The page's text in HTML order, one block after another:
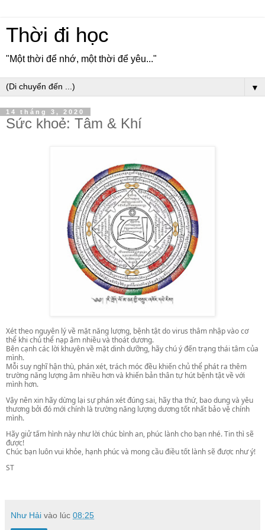
Thời đi học
"Một thời để nhớ, một thời để yêu..."
▼
14 tháng 3, 2020
Sức khoẻ: Tâm & Khí
Xét theo nguyên lý về mặt năng lượng, bệnh tật do virus thâm nhập vào cơ
thể khi chủ thể nạp âm nhiều và thoát dương.
Bên cạnh các lời khuyên về mặt dinh dưỡng, hãy chú ý đến trạng thái tâm của
mình.
Mỗi suy nghĩ hận thù, phán xét, trách móc đều khiến chủ thể phát ra thêm
trường năng lượng âm nhiều hơn và khiến bản thân tự hút bệnh tật về với
mình hơn.
Vậy nên xin hãy dừng lại sự phán xét đúng sai, hãy tha thứ, bao dung và yêu
thương bởi đó mới chính là trường năng lượng dương tốt nhất bảo vệ chính
mình.
Hãy giử tấm hình này như lời chúc bình an, phúc lành cho bạn nhé. Tin thì sẽ
được!
Chúc bạn luôn vui khỏe, hạnh phúc và mong cầu điều tốt lành sẽ được như ý!
ST
Như Hải vào lúc 08:25